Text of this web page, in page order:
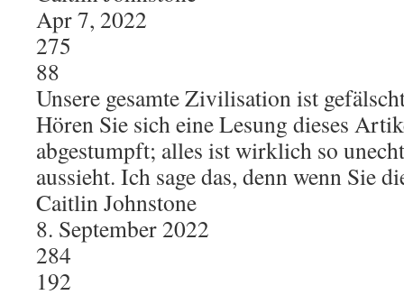
Apr 7, 2022
275
88
Unsere gesamte Zivilisation ist
Hören Sie sich eine Lesung dieses
abgestumpft; alles ist wirklich so
aussieht. Ich sage das, denn wenn Sie
Caitlin Johnstone
8. September 2022
284
192